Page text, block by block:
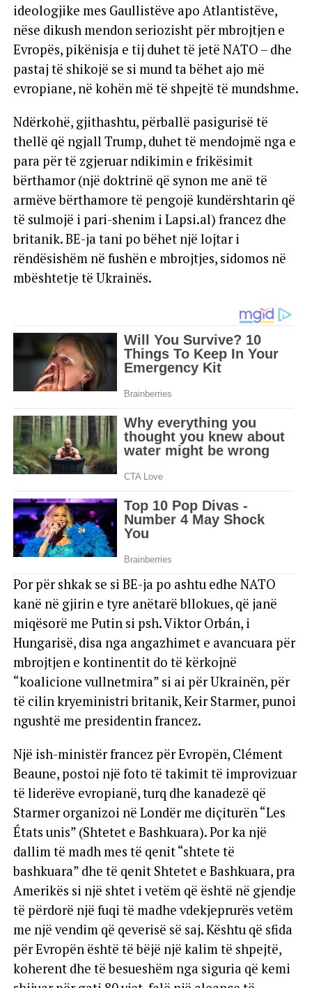
ideologjike mes Gaullistëve apo Atlantistëve,
nëse dikush mendon seriozisht për mbrojtjen e
Evropës, pikënisja e tij duhet të jetë NATO – dhe
pastaj të shikojë se si mund ta bëhet ajo më
evropiane, në kohën më të shpejtë të mundshme.
Ndërkohë, gjithashtu, përballë pasigurisë të
thellë që ngjall Trump, duhet të mendojmë nga e
para për të zgjeruar ndikimin e frikësimit
bërthamor (një doktrinë që synon me anë të
armëve bërthamore të pengojë kundërshtarin që
të sulmojë i pari-shenim i Lapsi.al) francez dhe
britanik. BE-ja tani po bëhet një lojtar i
rëndësishëm në fushën e mbrojtjes, sidomos në
mbështetje të Ukrainës.
Por për shkak se si BE-ja po ashtu edhe NATO
kanë në gjirin e tyre anëtarë bllokues, që janë
miqësorë me Putin si psh. Viktor Orbán, i
Hungarisë, disa nga angazhimet e avancuara për
mbrojtjen e kontinentit do të kërkojnë
“koalicione vullnetmira” si ai për Ukrainën, për
të cilin kryeministri britanik, Keir Starmer, punoi
ngushtë me presidentin francez.
Një ish-ministër francez për Evropën, Clément
Beaune, postoi një foto të takimit të improvizuar
të liderëve evropianë, turq dhe kanadezë që
Starmer organizoi në Londër me diçiturën “Les
États unis” (Shtetet e Bashkuara). Por ka një
dallim të madh mes të qenit “shtete të
bashkuara” dhe të qenit Shtetet e Bashkuara, pra
Amerikës si një shtet i vetëm që është në gjendje
të përdorë një fuqi të madhe vdekjeprurës vetëm
me një vendim që qeverisë së saj. Kështu që sfida
për Evropën është të bëjë një kalim të shpejtë,
koherent dhe të besueshëm nga siguria që kemi